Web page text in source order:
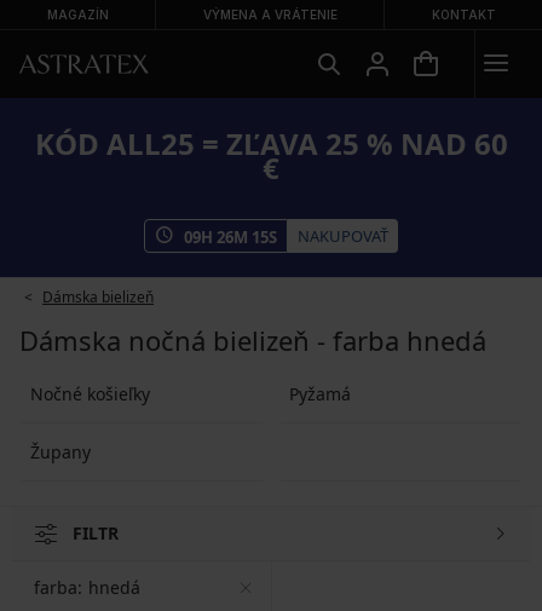
MAGAZÍN VÝMENA A VRÁTENIE KONTAKT
KÓD ALL25 = ZĽAVA 25 % NAD 60
€
09H 26M 15S NAKUPOVAŤ
Dámska bielizeň
Dámska nočná bielizeň - farba hnedá
Nočné košieľky Pyžamá
Župany
FILTR
farba: hnedá